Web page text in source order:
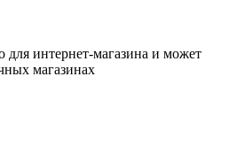
для интернет-магазина и может
магазинах